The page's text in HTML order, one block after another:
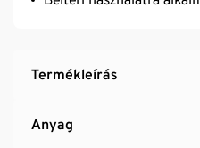
Termékleírás
Anyag